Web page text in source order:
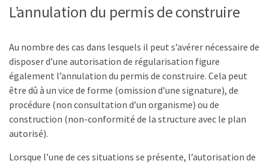
L’annulation du permis de construire
Au nombre des cas dans lesquels il peut s’avérer nécessaire de
disposer d’une autorisation de régularisation figure
également l’annulation du permis de construire. Cela peut
être dû à un vice de forme (omission d’une signature), de
procédure (non consultation d’un organisme) ou de
construction (non-conformité de la structure avec le plan
autorisé).
Lorsque l’une de ces situations se présente, l’autorisation de